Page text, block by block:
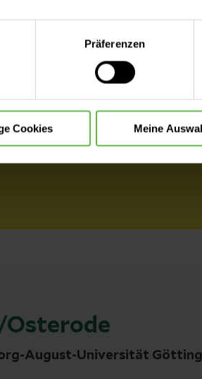
Seite mit nur den notwendigen
können Sie jederzeit
Präferenzen
Cookies Meine
sind Privatpatient oder
Klinikaufenthalts etwas
sichern Sie sich eine
Ihre Wahlärztin oder Ihren
mit besonderem Service..
Osterode
August-Universität